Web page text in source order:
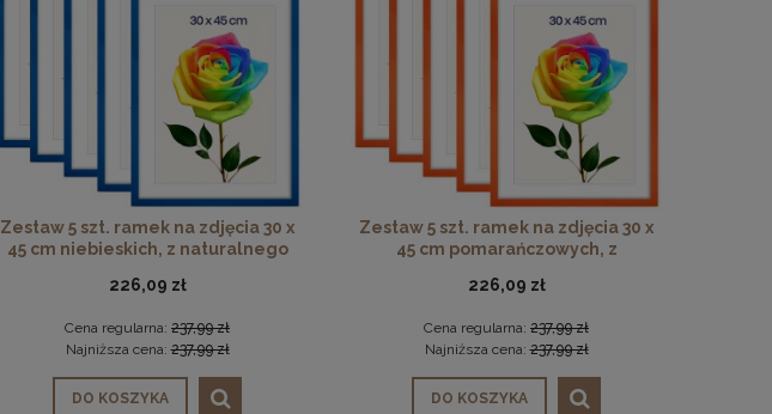
Zestaw 5 szt. ramek na zdjęcia 30 x
45 cm niebieskich, z naturalnego
226,09 zł
Cena regularna: 237,99 zł
Najniższa cena:237,99 zł
DO KOSZYKA
Zestaw 5 szt. ramek na zdjęcia 30 x
45 cm pomarańczowych, z
226,09 zł
Cena regularna: 237,99 zł
Najniższa cena:237,99 zł
DO KOSZYKA